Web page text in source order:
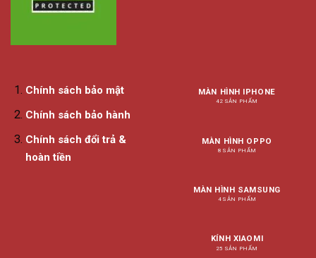
Chính sách bảo mật
Chính sách bảo hành
Chính sách đổi trả &
hoàn tiền
MÀN HÌNH IPHONE
42 SẢN PHẨM
MÀN HÌNH OPPO
8 SẢN PHẨM
MÀN HÌNH SAMSUNG
4 SẢN PHẨM
KÍNH XIAOMI
25 SẢN PHẨM